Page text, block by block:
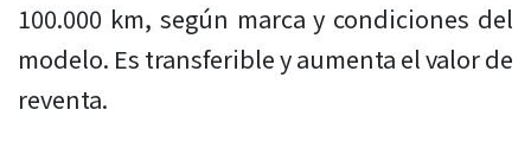
100.000 km, según marca y condiciones del
modelo. Es transferible y aumenta el valor de
reventa.